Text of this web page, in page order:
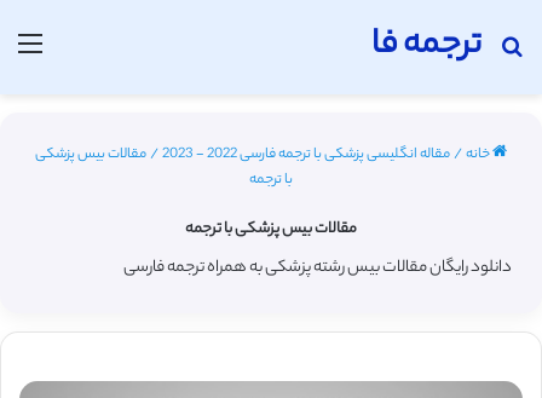
ترجمه فا
جستجو برای
خانه/مقاله انگلیسی پزشکی با ترجمه فارسی 2022 - 2023 /مقالات بیس پزشکی
با ترجمه
مقالات بیس پزشکی با ترجمه
دانلود رایگان مقالات بیس رشته پزشکی به همراه ترجمه فارسی